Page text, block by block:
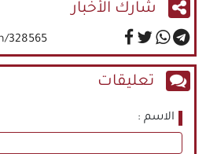
شارك الأخبار
328565
تعليقات
الاسم